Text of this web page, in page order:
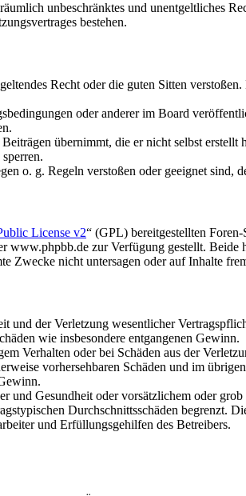
unbeschränktes und unentgeltliches
bestehen.
Recht oder die guten Sitten
oder anderer im Board
übernimmt, die er nicht selbst erstellt
o. g. Regeln verstoßen oder geeignet sind,
License v2“ (GPL) bereitgestellten
www.phpbb.de zur Verfügung gestellt.
Zwecke nicht untersagen oder auf Inhalte
der Verletzung wesentlicher
wie insbesondere entgangenen Gewinn.
Verhalten oder bei Schäden aus der
vorhersehbaren Schäden und im
Gesundheit oder vorsätzlichem oder
Durchschnittsschäden begrenzt.
und Erfüllungsgehilfen des Betreibers.